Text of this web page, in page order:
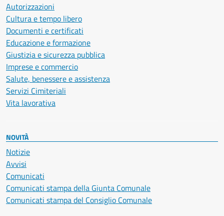
Autorizzazioni
Cultura e tempo libero
Documenti e certificati
Educazione e formazione
Giustizia e sicurezza pubblica
Imprese e commercio
Salute, benessere e assistenza
Servizi Cimiteriali
Vita lavorativa
NOVITÀ
Notizie
Avvisi
Comunicati
Comunicati stampa della Giunta Comunale
Comunicati stampa del Consiglio Comunale